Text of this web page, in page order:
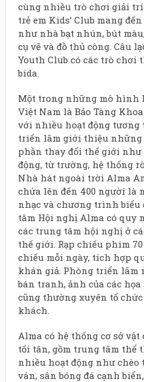
cùng nhiều trò chơi giải
trẻ em Kids’ Club mang
như nhà bạt nhún, bút
cụ vẽ và đồ thủ công. Câu
Youth Club có các trò chơi
bida.
Một trong những mô hình
Việt Nam là Bảo Tàng
với nhiều hoạt động tương
triển lãm giới thiệu những
phần thay đổi thế giới như
động, từ trường, hệ thống
Nhà hát ngoài trời Alma
chứa lên đến 400 người là
nhạc và chương trình biểu
tâm Hội nghị Alma có quy
các trung tâm hội nghị ở
thế giới. Rạp chiếu phim
chiếu mỗi ngày, tích hợp
khán giả. Phòng triển lãm
bán tranh, ảnh của các
cũng thường xuyên tổ
khách.
Alma có hệ thống cơ sở
tối tân, gồm trung tâm thể
nhiều hoạt động như
ván, sân bóng đá cạnh